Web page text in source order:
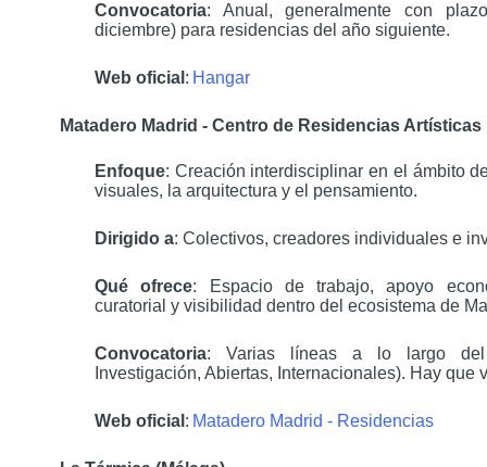
Convocatoria: Anual, generalmente con
diciembre) para residencias del año siguiente.
Web oficial : Hangar
Matadero Madrid - Centro de Residencias Artísticas
Enfoque: Creación interdisciplinar en el ámbito
visuales, la arquitectura y el pensamiento.
Dirigido a: Colectivos, creadores individuales e
Qué ofrece: Espacio de trabajo, apoyo
curatorial y visibilidad dentro del ecosistema de
Convocatoria: Varias líneas a lo largo del
Investigación, Abiertas, Internacionales). Hay que
Web oficial : Matadero Madrid - Residencias